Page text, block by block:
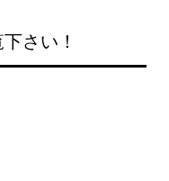
さい！